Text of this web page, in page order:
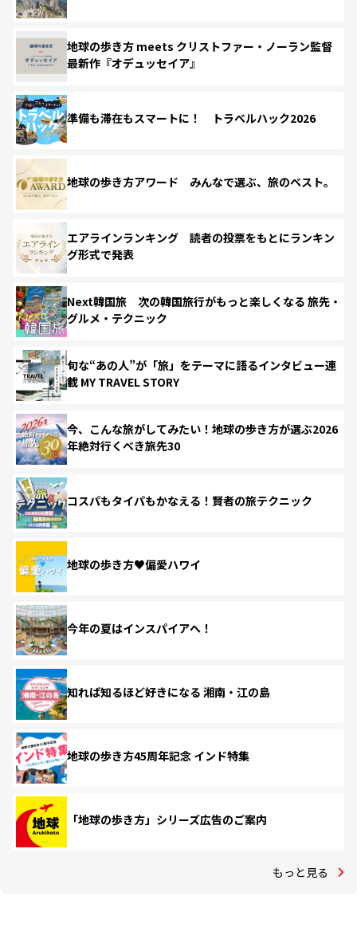
地球の歩き方 meets クリストファー・ノーラン監督
最新作『オデュッセイア』
準備も滞在もスマートに！ トラベルハック2026
地球の歩き方アワード みんなで選ぶ、旅のベスト。
エアラインランキング 読者の投票をもとにランキン
グ形式で発表
Next韓国旅 次の韓国旅行がもっと楽しくなる 旅先・
グルメ・テクニック
旬な“あの人”が「旅」をテーマに語るインタビュー連
載 MY TRAVEL STORY
今、こんな旅がしてみたい！地球の歩き方が選ぶ2026
年絶対行くべき旅先30
コスパもタイパもかなえる！賢者の旅テクニック
地球の歩き方♥偏愛ハワイ
今年の夏はインスパイアへ！
知れば知るほど好きになる 湘南・江の島
地球の歩き方45周年記念 インド特集
「地球の歩き方」シリーズ広告のご案内
もっと見る